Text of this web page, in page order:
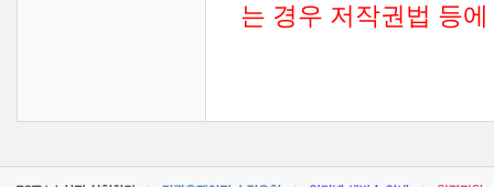
는 경우 저작권법 등